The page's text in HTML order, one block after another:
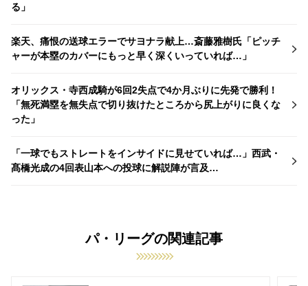
る」
楽天、痛恨の送球エラーでサヨナラ献上…斎藤雅樹氏「ピッチ
ャーが本塁のカバーにもっと早く深くいっていれば…」
オリックス・寺西成騎が6回2失点で4か月ぶりに先発で勝利！
「無死満塁を無失点で切り抜けたところから尻上がりに良くな
った」
「一球でもストレートをインサイドに見せていれば…」西武・
髙橋光成の4回表山本への投球に解説陣が言及…
パ・リーグの関連記事